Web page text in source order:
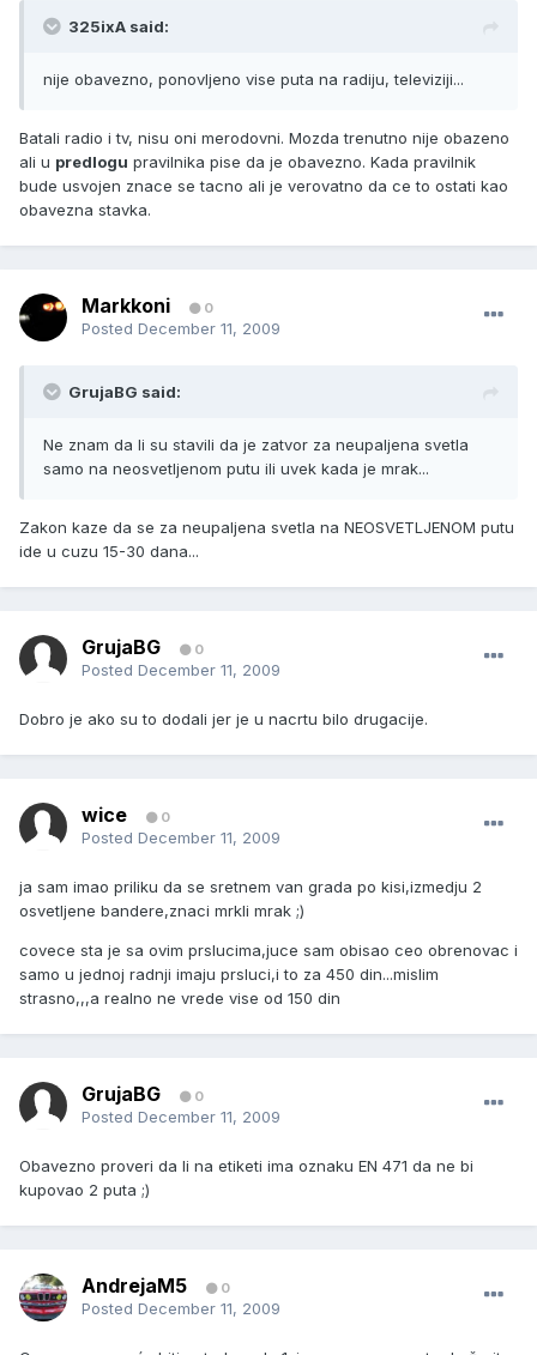
325ixA said:
nije obavezno, ponovljeno vise puta na radiju, televiziji...
Batali radio i tv, nisu oni merodovni. Mozda trenutno nije obazeno
ali u predlogu pravilnika pise da je obavezno. Kada pravilnik
bude usvojen znace se tacno ali je verovatno da ce to ostati kao
obavezna stavka.
Markkoni 0
Posted December 11, 2009
GrujaBG said:
Ne znam da li su stavili da je zatvor za neupaljena svetla
samo na neosvetljenom putu ili uvek kada je mrak...
Zakon kaze da se za neupaljena svetla na NEOSVETLJENOM putu
ide u cuzu 15-30 dana...
GrujaBG 0
Posted December 11, 2009
Dobro je ako su to dodali jer je u nacrtu bilo drugacije.
wice 0
Posted December 11, 2009
ja sam imao priliku da se sretnem van grada po kisi,izmedju 2
osvetljene bandere,znaci mrkli mrak ;)
covece sta je sa ovim prslucima,juce sam obisao ceo obrenovac i
samo u jednoj radnji imaju prsluci,i to za 450 din...mislim
strasno,,,a realno ne vrede vise od 150 din
GrujaBG 0
Posted December 11, 2009
Obavezno proveri da li na etiketi ima oznaku EN 471 da ne bi
kupovao 2 puta ;)
AndrejaM5 0
Posted December 11, 2009